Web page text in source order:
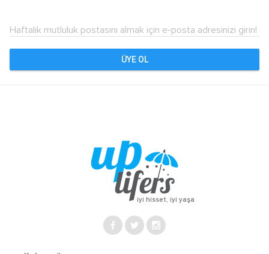
Haftalık mutluluk postasını almak için e-posta adresinizi girin!
ÜYE OL
iyi hisset, iyi yaşa